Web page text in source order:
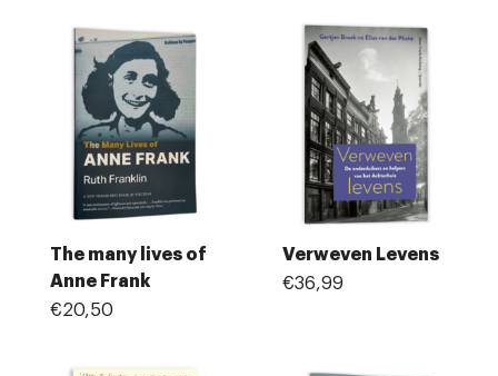
The many lives of
Anne Frank
€20,50
Verweven Levens
€36,99